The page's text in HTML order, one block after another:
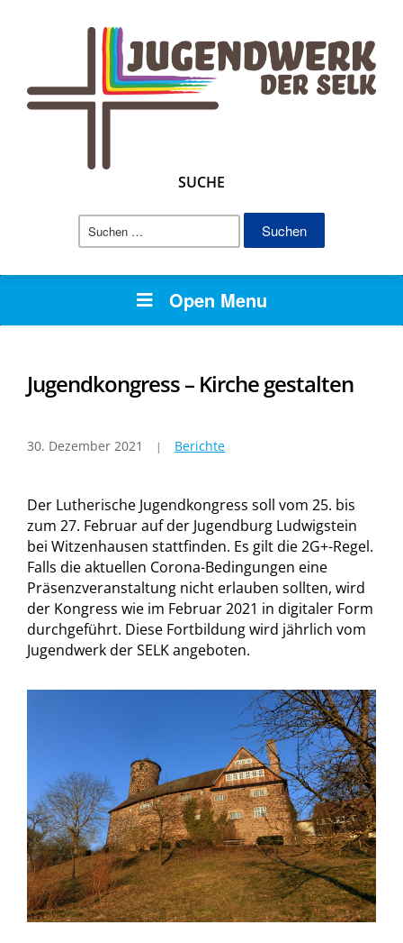
SUCHE
Suchen
Open Menu
Jugendkongress – Kirche gestalten
30. Dezember 2021 Berichte
Der Lutherische Jugendkongress soll vom 25. bis
zum 27. Februar auf der Jugendburg Ludwigstein
bei Witzenhausen stattfinden. Es gilt die 2G+-Regel.
Falls die aktuellen Corona-Bedingungen eine
Präsenzveranstaltung nicht erlauben sollten, wird
der Kongress wie im Februar 2021 in digitaler Form
durchgeführt. Diese Fortbildung wird jährlich vom
Jugendwerk der SELK angeboten.